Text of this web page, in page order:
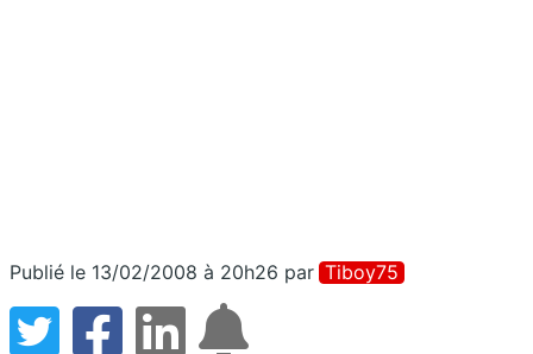
Publié le 13/02/2008 à 20h26 par Tiboy75